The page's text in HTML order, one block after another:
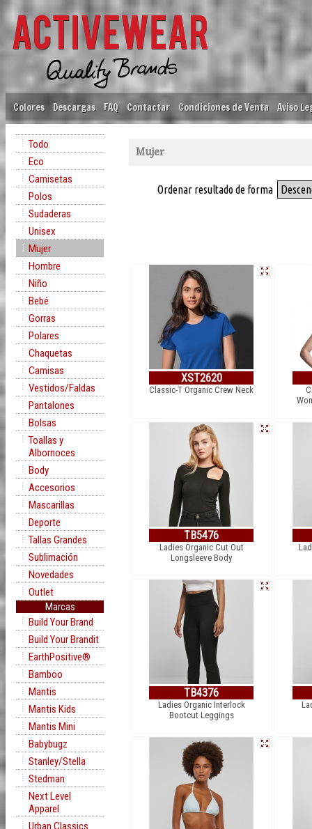
Colores Descargas FAQ Contactar Condiciones de Venta Aviso
Todo
Eco
Camisetas
Polos
Sudaderas
Unisex
Mujer
Hombre
Niño
Bebé
Gorras
Polares
Chaquetas
Camisas
Vestidos/Faldas
Pantalones
Bolsas
Toallas y
Albornoces
Body
Accesorios
Mascarillas
Deporte
Tallas Grandes
Sublimación
Novedades
Outlet
Marcas
Build Your Brand
Build Your Brandit
EarthPositive®
Bamboo
Mantis
Mantis Kids
Mantis Mini
Babybugz
Stanley/Stella
Stedman
Next Level
Apparel
Urban Classics
Mujer
Ordenar resultado de forma
XST2620
Classic-T Organic Crew Neck
TB5476
Ladies Organic Cut Out
Longsleeve Body
TB4376
Ladies Organic Interlock
Bootcut Leggings